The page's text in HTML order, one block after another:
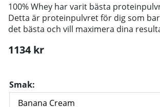
100% Whey har varit bästa
Detta är proteinpulvret för dig som
det bästa och vill maximera dina
1134kr
Smak: